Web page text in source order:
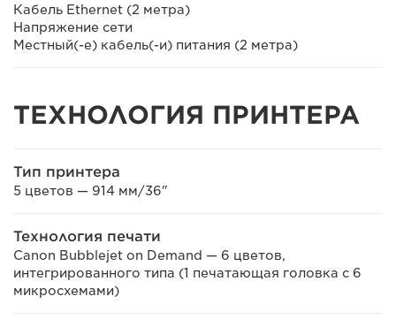
Кабель Ethernet (2 метра)
Напряжение сети
Местный(-е) кабель(-и) питания (2 метра)
ТЕХНОЛОГИЯ ПРИНТЕРА
Тип принтера
5 цветов — 914 мм/36"
Технология печати
Canon Bubblejet on Demand — 6 цветов,
интегрированного типа (1 печатающая головка с 6
микросхемами)